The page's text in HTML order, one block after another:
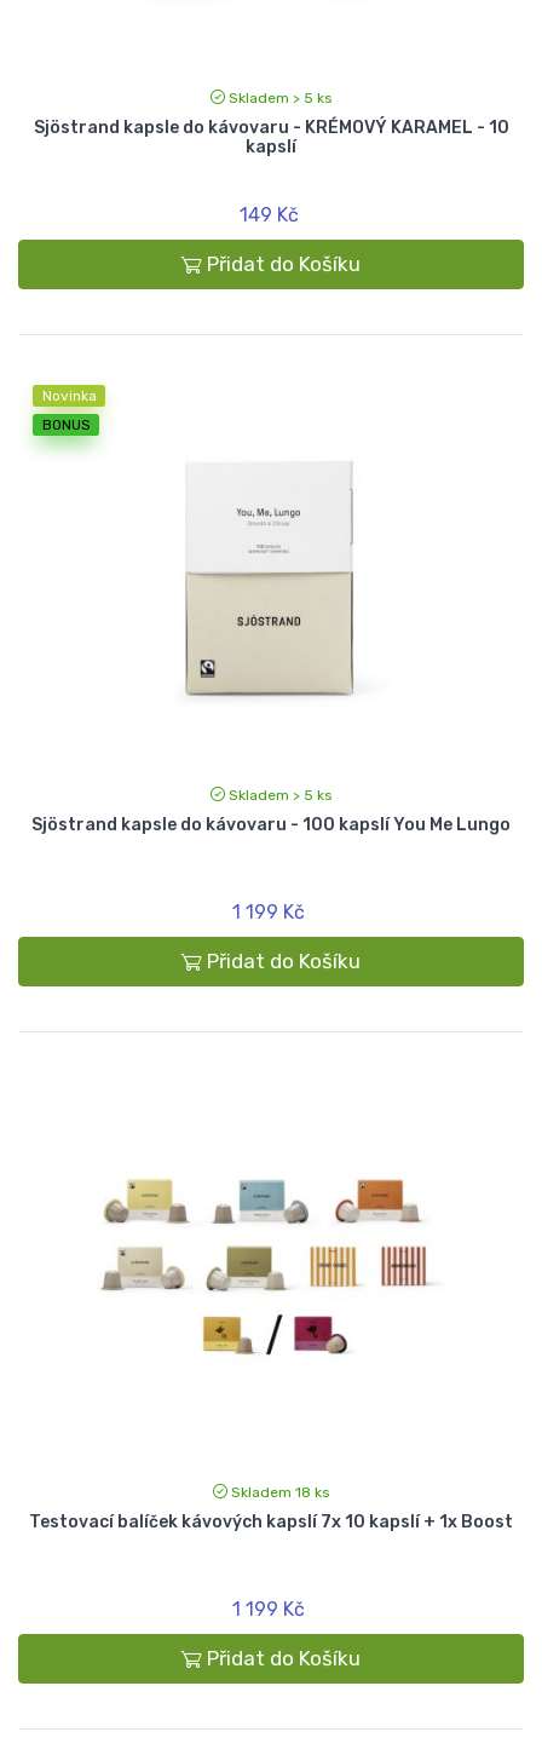
Skladem > 5 ks
Sjöstrand kapsle do kávovaru - KRÉMOVÝ KARAMEL - 10
kapslí
149 Kč
Přidat do Košíku
Novinka
BONUS
Skladem > 5 ks
Sjöstrand kapsle do kávovaru - 100 kapslí You Me Lungo
1 199 Kč
Přidat do Košíku
Skladem 18 ks
Testovací balíček kávových kapslí 7x 10 kapslí + 1x Boost
1 199 Kč
Přidat do Košíku